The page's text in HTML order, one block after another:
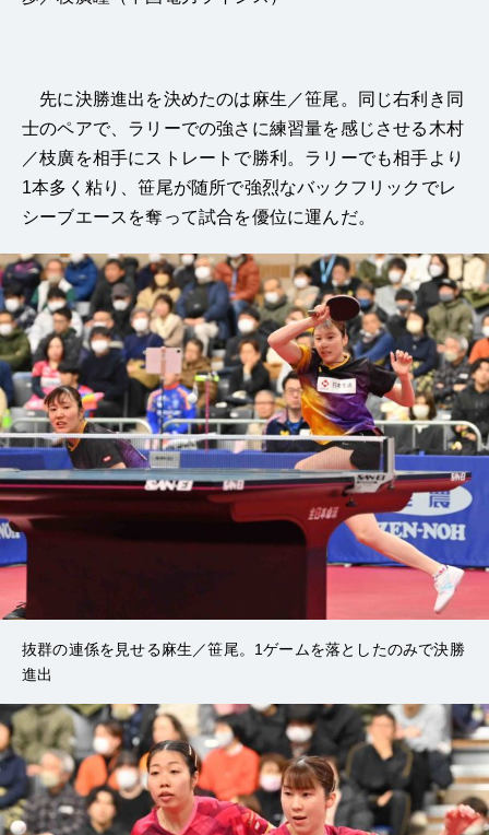
先に決勝進出を決めたのは麻生／笹尾。同じ右利き同
士のペアで、ラリーでの強さに練習量を感じさせる木村
／枝廣を相手にストレートで勝利。ラリーでも相手より
1本多く粘り、笹尾が随所で強烈なバックフリックでレ
シーブエースを奪って試合を優位に運んだ。
抜群の連係を見せる麻生／笹尾。1ゲームを落としたのみで決勝
進出